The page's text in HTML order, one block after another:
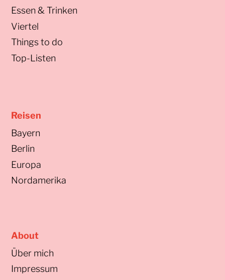
Essen & Trinken
Viertel
Things to do
Top-Listen
Reisen
Bayern
Berlin
Europa
Nordamerika
About
Über mich
Impressum